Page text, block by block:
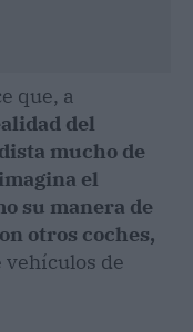
que, a
del
mucho de
el
su manera de
otros coches,
vehículos de